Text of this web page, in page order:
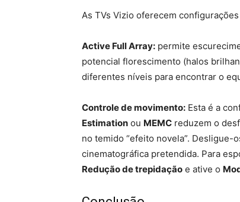
As TVs Vizio oferecem
Active Full Array: permite
potencial florescimento (halos
diferentes níveis para encontrar o
Controle de movimento: Esta é a
Estimation ou MEMC reduzem o
no temido “efeito novela”. Desligue-
cinematográfica pretendida. Para
Redução de trepidação e ative o